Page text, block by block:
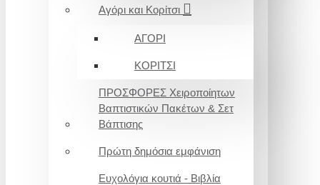
Αγόρι και Κορίτσι
ΑΓΟΡΙ
ΚΟΡΙΤΣΙ
ΠΡΟΣΦΟΡΕΣ Χειροποίητων
Βαπτιστικών Πακέτων & Σετ
Βάπτισης
Πρώτη δημόσια εμφάνιση
Ευχολόγια κουτιά - Βιβλία